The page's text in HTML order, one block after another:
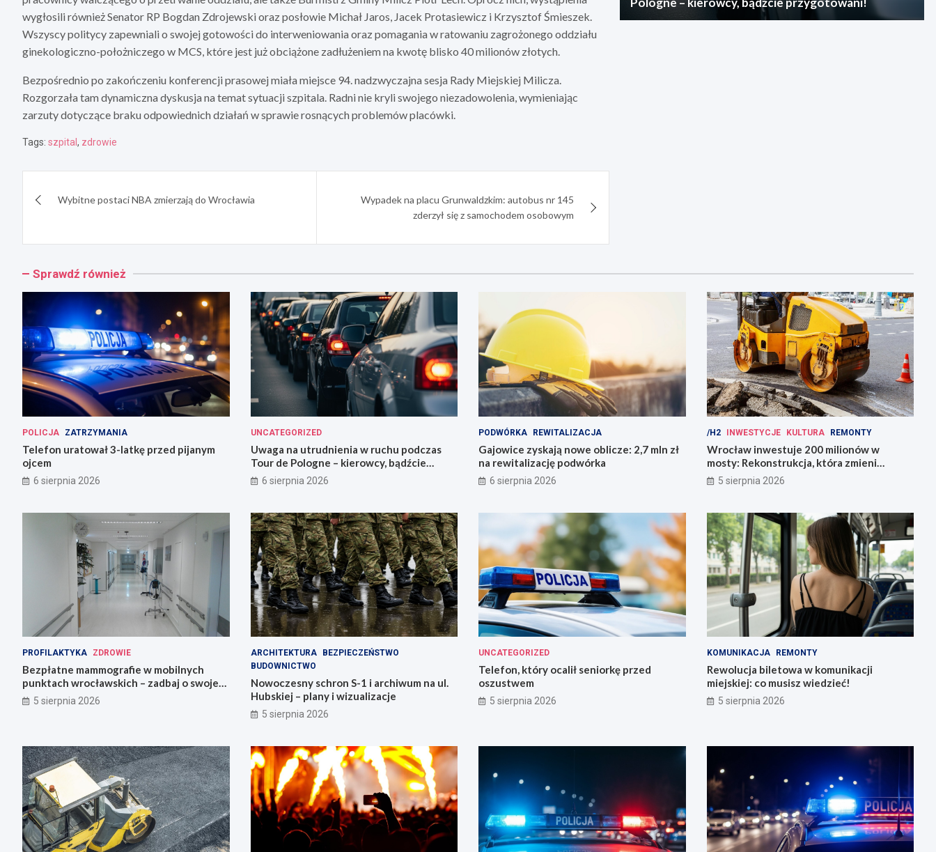
wygłosili również Senator RP Bogdan Zdrojewski oraz posłowie Michał Jaros, Jacek Protasiewicz i Krzysztof Śmieszek.
Wszyscy politycy zapewniali o swojej gotowości do interweniowania oraz pomagania w ratowaniu zagrożonego oddziału
ginekologiczno-położniczego w MCS, które jest już obciążone zadłużeniem na kwotę blisko 40 milionów złotych.
Bezpośrednio po zakończeniu konferencji prasowej miała miejsce 94. nadzwyczajna sesja Rady Miejskiej Milicza.
Rozgorzała tam dynamiczna dyskusja na temat sytuacji szpitala. Radni nie kryli swojego niezadowolenia, wymieniając
zarzuty dotyczące braku odpowiednich działań w sprawie rosnących problemów placówki.
Tags: szpital , zdrowie
wpisuWybitne postaci NBA zmierzają do Wrocławia
Wypadek na placu Grunwaldzkim: autobus nr 145
zderzył się z samochodem osobowym
Sprawdź również
POLICJA ZATRZYMANIA
Telefon uratował 3-latkę przed pijanym
ojcem
6 sierpnia 2026
UNCATEGORIZED
Uwaga na utrudnienia w ruchu podczas
Tour de Pologne – kierowcy, bądźcie
przygotowani!
6 sierpnia 2026
PODWÓRKA REWITALIZACJA
Gajowice zyskają nowe oblicze: 2,7 mln zł
na rewitalizację podwórka
6 sierpnia 2026
/H2 INWESTYCJE KULTURA REMONTY
Wrocław inwestuje 200 milionów w
mosty: Rekonstrukcja, która zmieni
miasto!
5 sierpnia 2026
PROFILAKTYKA ZDROWIE
Bezpłatne mammografie w mobilnych
punktach wrocławskich – zadbaj o swoje
zdrowie!
5 sierpnia 2026
ARCHITEKTURA
BEZPIECZEŃSTWO
BUDOWNICTWO
Nowoczesny schron S-1 i archiwum na ul.
Hubskiej – plany i wizualizacje
5 sierpnia 2026
UNCATEGORIZED
Telefon, który ocalił seniorkę przed
oszustwem
5 sierpnia 2026
KOMUNIKACJA REMONTY
Rewolucja biletowa w komunikacji
miejskiej: co musisz wiedzieć!
5 sierpnia 2026